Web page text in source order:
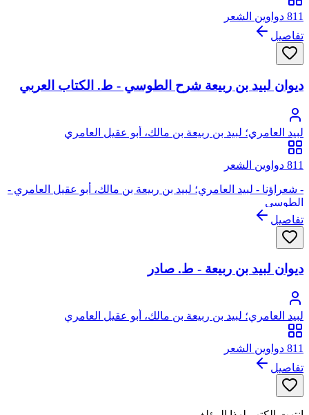
811 دواوين الشعر
تفاصيل
ديوان لبيد بن ربيعة شرح الطوسي - ط. الكتاب العربي
لبيد العامري؛ لبيد بن ربيعة بن مالك، أبو عقيل العامري
811 دواوين الشعر
- شعراؤنا - لبيد العامري؛ لبيد بن ربيعة بن مالك، أبو عقيل العامري -
الطوسي
تفاصيل
ديوان لبيد بن ربيعة - ط. صادر
لبيد العامري؛ لبيد بن ربيعة بن مالك، أبو عقيل العامري
811 دواوين الشعر
تفاصيل